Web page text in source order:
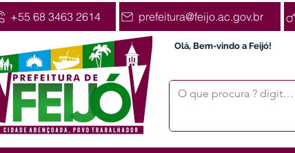
+55 68 3463 2614 prefeitura@feijo.ac.gov.br
Olá, Bem-vindo a Feijó!